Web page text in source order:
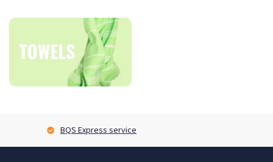
BQS Express service